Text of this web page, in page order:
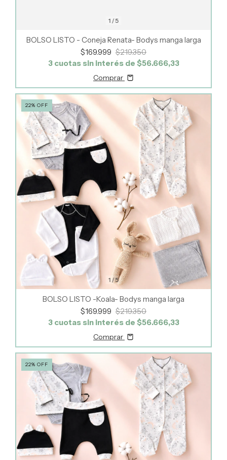
1 /5
BOLSO LISTO - Coneja Renata- Bodys manga larga
$169.999 $219.350
3 cuotas sin interés de $56.666,33
Comprar
1 /5
22% OFF
BOLSO LISTO -Koala- Bodys manga larga
$169.999 $219.350
3 cuotas sin interés de $56.666,33
Comprar
22% OFF